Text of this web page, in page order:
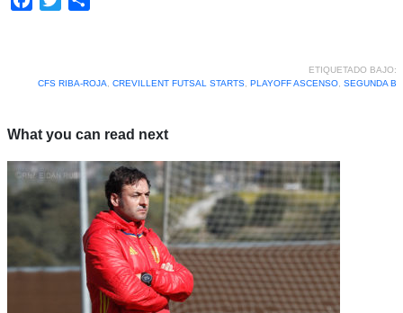
ETIQUETADO BAJO:
CFS RIBA-ROJA
CREVILLENT FUTSAL STARTS, PLAYOFF ASCENSO, SEGUNDA B
What you can read next